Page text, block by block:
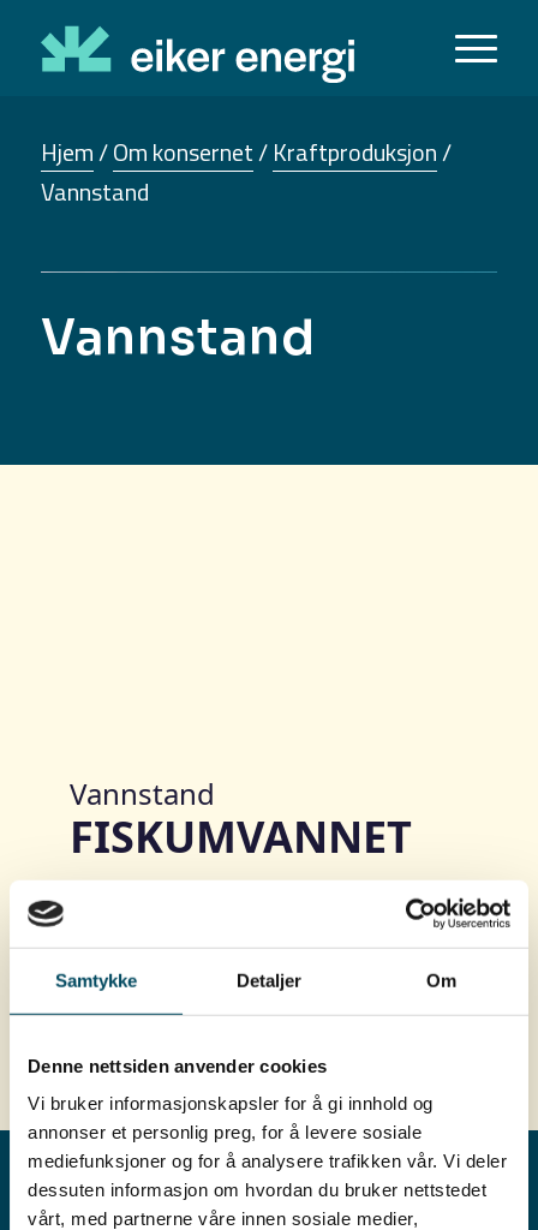
Samtykke Detaljer Om
Denne nettsiden anvender cookies
Vi bruker informasjonskapsler for å gi innhold og
annonser et personlig preg, for å levere sosiale
mediefunksjoner og for å analysere trafikken vår. Vi deler
dessuten informasjon om hvordan du bruker nettstedet
vårt, med partnerne våre innen sosiale medier,
Hjem/Om konsernet/Kraftproduksjon/
Vannstand
Vannstand